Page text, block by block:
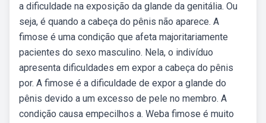
a dificuldade na exposição da glande da genitália. Ou
seja, é quando a cabeça do pênis não aparece. A
fimose é uma condição que afeta majoritariamente
pacientes do sexo masculino. Nela, o indivíduo
apresenta dificuldades em expor a cabeça do pênis
por. A fimose é a dificuldade de expor a glande do
pênis devido a um excesso de pele no membro. A
condição causa empecilhos a. Weba fimose é muito